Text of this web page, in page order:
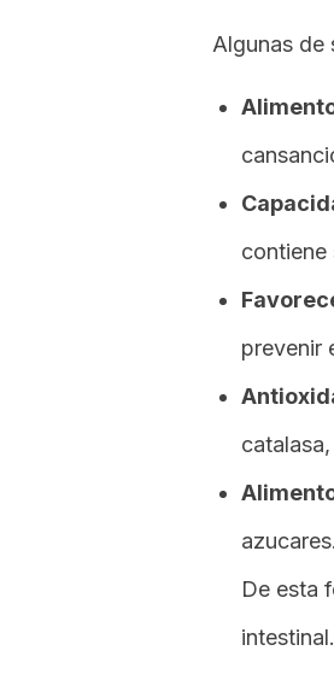
Algunas de
contiene
prevenir
De esta
intestinal.